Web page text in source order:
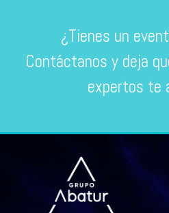
¿Tienes un
Contáctanos y deja
expertos te